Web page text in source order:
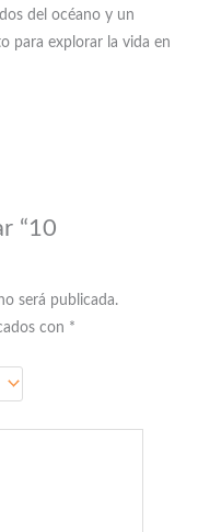
del océano y un
para explorar la vida en
“10
será publicada.
con *